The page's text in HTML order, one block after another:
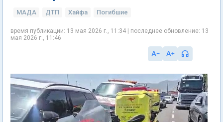
МАДА ДТП Хайфа Погибшие
время публикации: 13 мая 2026 г., 11:34 | последнее обновление: 13
мая 2026 г., 11:46